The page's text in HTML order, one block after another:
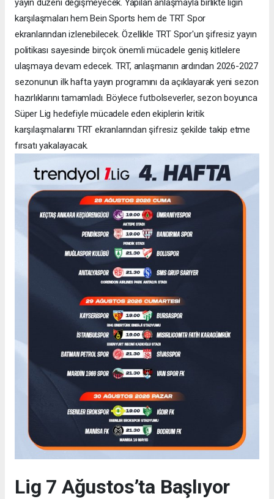
yayın düzeni değişmeyecek. Yapılan anlaşmayla birlikte ligin
karşılaşmaları hem Bein Sports hem de TRT Spor
ekranlarından izlenebilecek. Özellikle TRT Spor'un şifresiz yayın
politikası sayesinde birçok önemli mücadele geniş kitlelere
ulaşmaya devam edecek. TRT, anlaşmanın ardından 2026-2027
sezonunun ilk hafta yayın programını da açıklayarak yeni sezon
hazırlıklarını tamamladı. Böylece futbolseverler, sezon boyunca
Süper Lig hedefiyle mücadele eden ekiplerin kritik
karşılaşmalarını TRT ekranlarından şifresiz şekilde takip etme
fırsatı yakalayacak.
Lig 7 Ağustos’ta Başlıyor